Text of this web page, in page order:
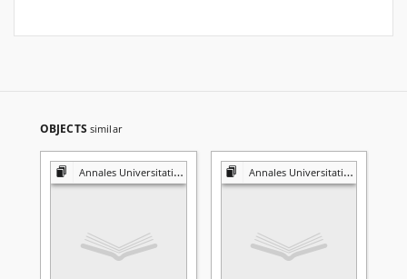
OBJECTS similar
Annales Universitatis Mariae Curie-Skłodowska. Sectio K, Politologia Annales Universitatis Mariae Curie-Skłodowska. Sectio K, Politologia